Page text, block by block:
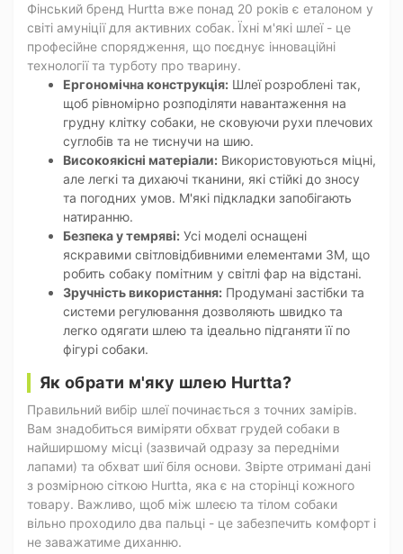
Фінський бренд Hurtta вже понад 20 років є еталоном у
світі амуніції для активних собак. Їхні м'які шлеї - це
професійне спорядження, що поєднує інноваційні
технології та турботу про тварину.
Ергономічна конструкція: Шлеї розроблені так,
щоб рівномірно розподіляти навантаження на
грудну клітку собаки, не сковуючи рухи плечових
суглобів та не тиснучи на шию.
Високоякісні матеріали: Використовуються міцні,
але легкі та дихаючі тканини, які стійкі до зносу
та погодних умов. М'які підкладки запобігають
натиранню.
Безпека у темряві: Усі моделі оснащені
яскравими світловідбивними елементами 3M, що
робить собаку помітним у світлі фар на відстані.
Зручність використання: Продумані застібки та
системи регулювання дозволяють швидко та
легко одягати шлею та ідеально підганяти її по
фігурі собаки.
Як обрати м'яку шлею Hurtta?
Правильний вибір шлеї починається з точних замірів.
Вам знадобиться виміряти обхват грудей собаки в
найширшому місці (зазвичай одразу за передніми
лапами) та обхват шиї біля основи. Звірте отримані дані
з розмірною сіткою Hurtta, яка є на сторінці кожного
товару. Важливо, щоб між шлеєю та тілом собаки
вільно проходило два пальці - це забезпечить комфорт і
не заважатиме диханню.